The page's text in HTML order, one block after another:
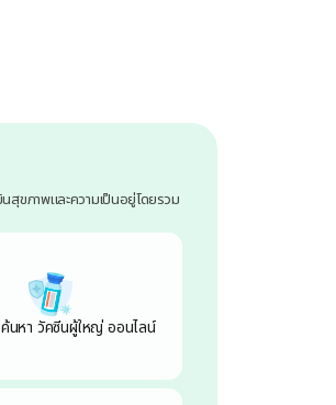
นสุขภาพและความเป็นอยู่โดยรวม
นหา วัคซีนผู้ใหญ่ ออนไลน์